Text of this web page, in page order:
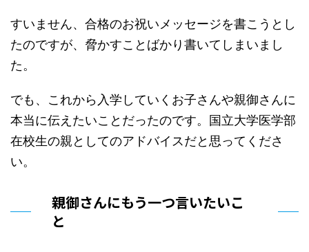
すいません、合格のお祝いメッセージを書こうとし
たのですが、脅かすことばかり書いてしまいまし
た。
でも、これから入学していくお子さんや親御さんに
本当に伝えたいことだったのです。国立大学医学部
在校生の親としてのアドバイスだと思ってくださ
い。
親御さんにもう一つ言いたいこ
と